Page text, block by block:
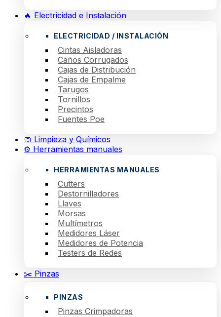
🔥 Electricidad e Instalación
ELECTRICIDAD / INSTALACIÓN
Cintas Aisladoras
Caños Corrugados
Cajas de Distribución
Cajas de Empalme
Tarugos
Tornillos
Precintos
Fuentes Poe
🧼 Limpieza y Químicos
⚙️ Herramientas manuales
HERRAMIENTAS MANUALES
Cutters
Destornilladores
Llaves
Morsas
Multímetros
Medidores Láser
Medidores de Potencia
Testers de Redes
✂️ Pinzas
PINZAS
Pinzas Crimpadoras